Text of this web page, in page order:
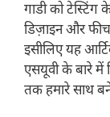
गाडी को टेस्टिंग
डिज़ाइन और
इसीलिए यह
एसयूवी के बारे में
तक हमारे साथ